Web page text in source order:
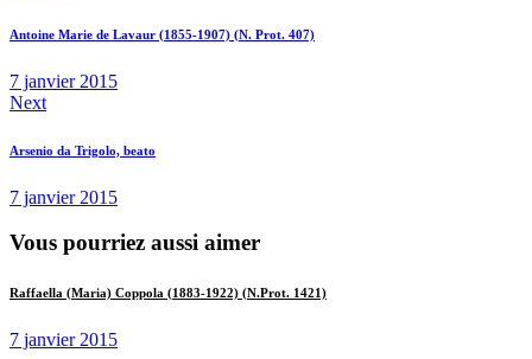
Antoine Marie de Lavaur (1855-1907) (N. Prot. 407)
7 janvier 2015
Next
Arsenio da Trigolo, beato
7 janvier 2015
Vous pourriez aussi aimer
Raffaella (Maria) Coppola (1883-1922) (N.Prot. 1421)
7 janvier 2015